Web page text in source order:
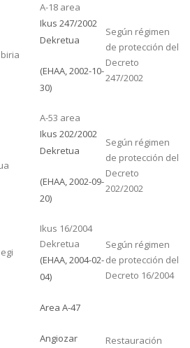
A-18 area
Ikus 247/2002
Dekretua
(EHAA, 2002-10-
30)
Según régimen
de protección del
Decreto
247/2002
A-53 area
Ikus 202/2002
Dekretua
(EHAA, 2002-09-
20)
Según régimen
de protección del
Decreto
202/2002
Ikus 16/2004
Dekretua
(EHAA, 2004-02-
04)
Según régimen
de protección del
Decreto 16/2004
Area A-47
Angiozar
Restauración